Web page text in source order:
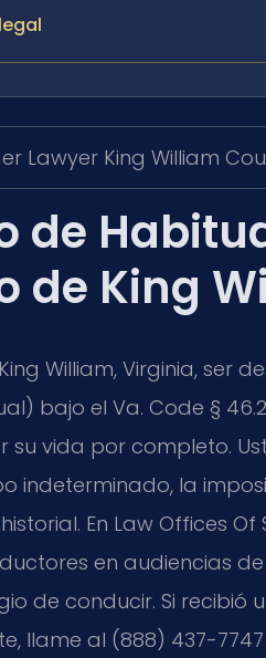
de
de King
William, Virginia, ser
bajo el Va. Code §
su vida por completo.
indeterminado, la
En Law Offices Of
en audiencias
de conducir. Si recibió
llame al (888) 437-